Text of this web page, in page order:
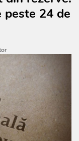
24 de